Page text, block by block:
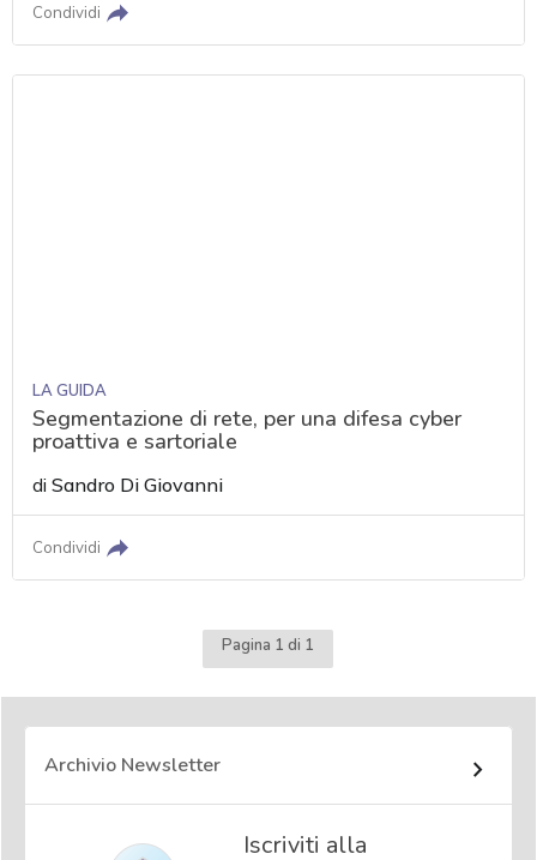
Condividi
LA GUIDA
Segmentazione di rete, per una difesa cyber
proattiva e sartoriale
diSandro Di Giovanni
Condividi
Pagina 1 di 1
Archivio Newsletter
Iscriviti alla